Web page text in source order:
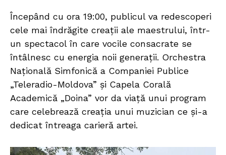
Începând cu ora 19:00, publicul va redescoperi
cele mai îndrăgite creații ale maestrului, într-
un spectacol în care vocile consacrate se
întâlnesc cu energia noii generații. Orchestra
Națională Simfonică a Companiei Publice
„Teleradio-Moldova” și Capela Corală
Academică „Doina” vor da viață unui program
care celebrează creația unui muzician ce și-a
dedicat întreaga carieră artei.